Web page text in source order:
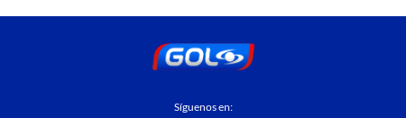
Síguenos en: